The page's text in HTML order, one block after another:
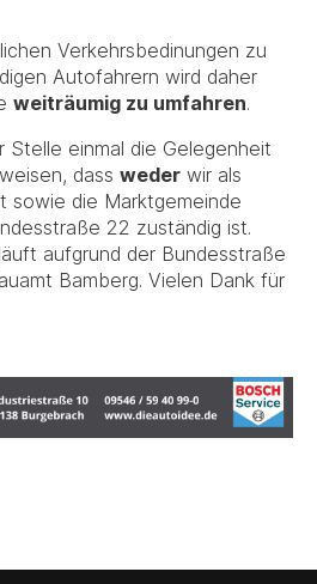
Verkehrsbedinungen zu
Autofahrern wird daher
weiträumig zu umfahren.
Stelle einmal die Gelegenheit
dass weder wir als
sowie die Marktgemeinde
22 zuständig ist.
aufgrund der Bundesstraße
Bamberg. Vielen Dank für